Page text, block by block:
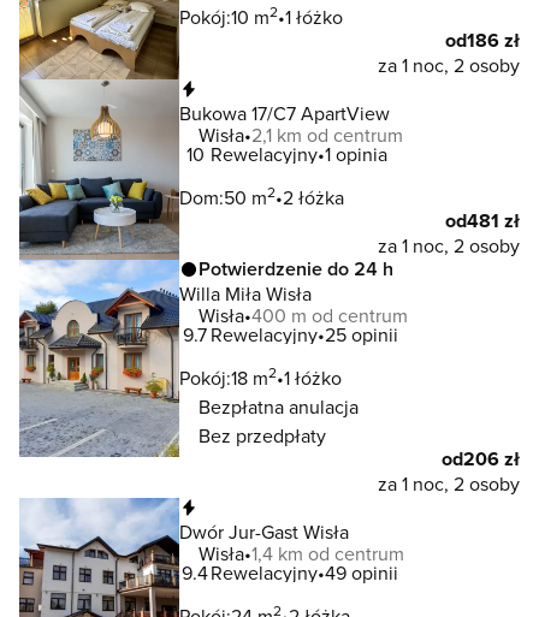
Pokój:10 m2 1 łóżko
od186 zł
za 1 noc, 2 osoby
Bukowa 17/C7 ApartView
Wisła 2,1 km od centrum
10 Rewelacyjny 1 opinia
Dom:50 m2 2 łóżka
od481 zł
za 1 noc, 2 osoby
Potwierdzenie do 24 h
Willa Miła Wisła
Wisła 400 m od centrum
9.7Rewelacyjny 25 opinii
Pokój:18 m2 1 łóżko
Bezpłatna anulacja
Bez przedpłaty
od206 zł
za 1 noc, 2 osoby
Dwór Jur-Gast Wisła
Wisła 1,4 km od centrum
9.4Rewelacyjny 49 opinii
2